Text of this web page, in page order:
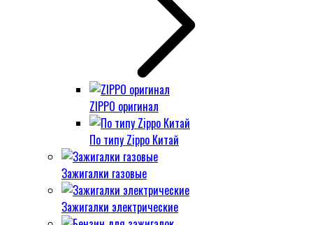
ZIPPO оригинал
По типу Zippo Китай
Зажигалки газовые
Зажигалки электрические